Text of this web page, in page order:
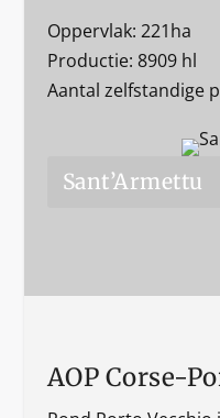
Oppervlak: 221ha
Productie: 8909 hl
Aantal zelfstandige
Sant’Armettu
AOP Corse-